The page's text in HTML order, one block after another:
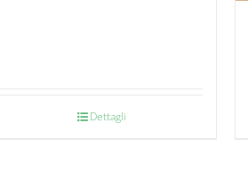
Dettagli